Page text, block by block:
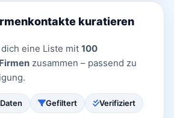
kuratieren
eine Liste mit 100
zusammen – passend zu
Gefiltert Verifiziert